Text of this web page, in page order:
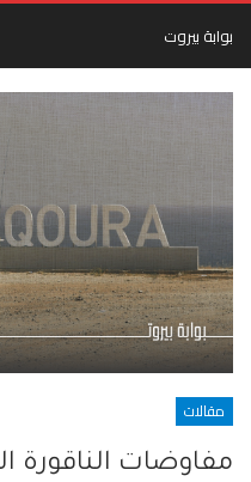
بوابة بيروت
مقالات
مفاوضات الناقورة